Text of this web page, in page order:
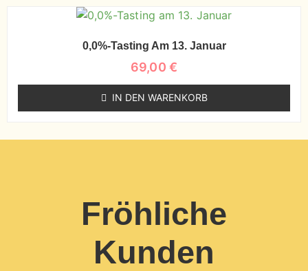
0,0%-Tasting Am 13. Januar
69,00 €
IN DEN WARENKORB
Fröhliche
Kunden